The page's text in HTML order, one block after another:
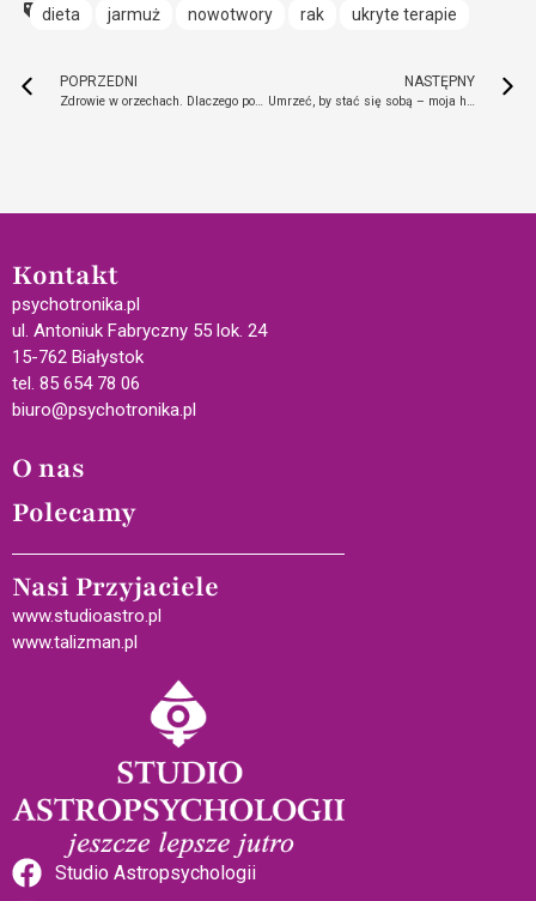
dieta jarmuż nowotwory rak ukryte terapie
POPRZEDNI
Zdrowie w orzechach. Dlaczego powinieneś je jeść?
NASTĘPNY
Umrzeć, by stać się sobą – moja historia o śmierci i wyleczeniu raka
Kontakt
psychotronika.pl
ul. Antoniuk Fabryczny 55 lok. 24
15-762 Białystok
tel. 85 654 78 06
biuro@psychotronika.pl
O nas
Polecamy
Nasi Przyjaciele
www.studioastro.pl
www.talizman.pl
Studio Astropsychologii